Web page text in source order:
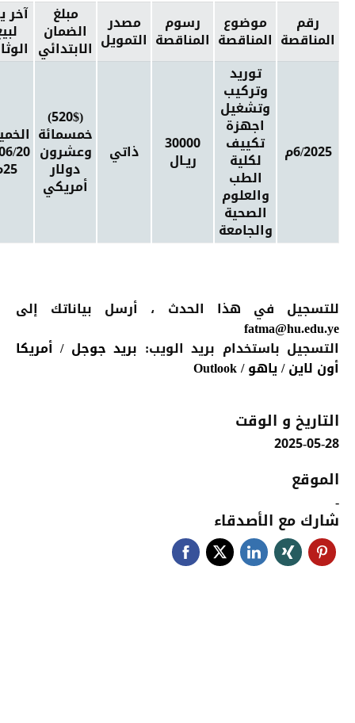
رقم
المناقصة
موضوع
المناقصة
رسوم
المناقصة
مصدر
التمويل
مبلغ
الضمان
الابتدائي
آخر
6/2025م
توريد
وتركيب
وتشغيل
اجهزة
تكييف
لكلية
الطب
والعلوم
الصحية
والجامعة
30000
ريـال ذاتي
(520$)
خمسمائة
وعشرون
دولار
أمريكي
20
25م
للتسجيل في هذا الحدث ، أرسل بياناتك إلى
fatma@hu.edu.ye
التسجيل باستخدام بريد الويب: بريد جوجل/ أمريكا
أون لاين/ياهو/
Outlook
التاريخ و الوقت
2025-05-28
الموقع
-
شارك مع الأصدقاء